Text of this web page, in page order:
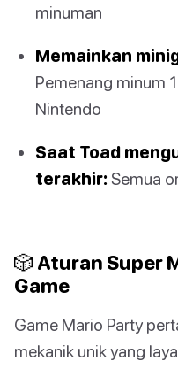
minuman
Memainkan
Pemenang minum
Nintendo
Saat Toad
terakhir: Semua
🎲 Aturan Super
Game
Game Mario Party
mekanik unik yang